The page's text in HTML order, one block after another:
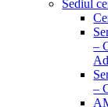
Sediul
–
–